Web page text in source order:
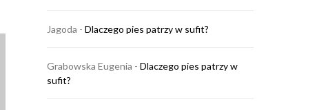
Jagoda - Dlaczego pies patrzy w sufit?
Grabowska Eugenia - Dlaczego pies patrzy w
sufit?